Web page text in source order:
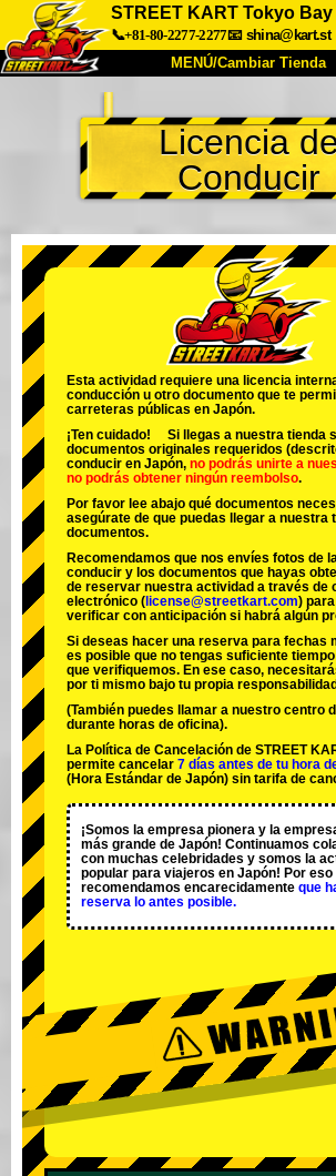
STREET KART Tokyo Bay
📞+81-80-2277-2277📧 shina@kart.st
MENÚ/Cambiar Tienda
Acerca de Especificaciones
Acceso Testimonios
Cambiar Tienda
Tokyo Akihabara#2
Tokyo Shibuya Annex
Tokyo Asakusa
Okinawa
Licencia
Conducir
Esta actividad requiere una licencia
conducción u otro documento que te
carreteras públicas en Japón.
¡Ten cuidado! Si llegas a nuestra tienda
documentos originales requeridos
conducir en Japón, no podrás unirte a
no podrás obtener ningún reembolso.
Por favor lee abajo qué documentos
asegúrate de que puedas llegar a nuestra
documentos.
Recomendamos que nos envíes fotos de
conducir y los documentos que hayas
de reservar nuestra actividad a través de
electrónico ( license@streetkart.com)
verificar con anticipación si habrá algún
Si deseas hacer una reserva para fechas
es posible que no tengas suficiente
que verifiquemos. En ese caso,
por ti mismo bajo tu propia
(También puedes llamar a nuestro centro
durante horas de oficina).
La Política de Cancelación de STREET
permite cancelar 7 días antes de tu hora
(Hora Estándar de Japón) sin tarifa de
¡Somos la empresa pionera y la
más grande de Japón! Continuamos
con muchas celebridades y somos la
popular para viajeros en Japón! Por eso
recomendamos encarecidamente que
reserva lo antes posible.